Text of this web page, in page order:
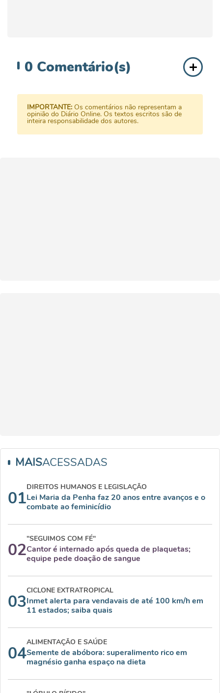
0 Comentário(s)
IMPORTANTE: Os comentários não representam a
opinião do Diário Online. Os textos escritos são de
inteira responsabilidade dos autores.
MAISACESSADAS
01
DIREITOS HUMANOS E LEGISLAÇÃO
Lei Maria da Penha faz 20 anos entre avanços e o
combate ao feminicídio
02
"SEGUIMOS COM FÉ"
Cantor é internado após queda de plaquetas;
equipe pede doação de sangue
03
CICLONE EXTRATROPICAL
Inmet alerta para vendavais de até 100 km/h em
11 estados; saiba quais
04
ALIMENTAÇÃO E SAÚDE
Semente de abóbora: superalimento rico em
magnésio ganha espaço na dieta